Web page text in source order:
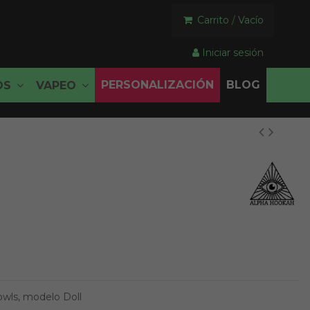
Carrito / Vacío
Iniciar sesión
VAPEO PERSONALIZACIÓN BLOG
modelo Doll